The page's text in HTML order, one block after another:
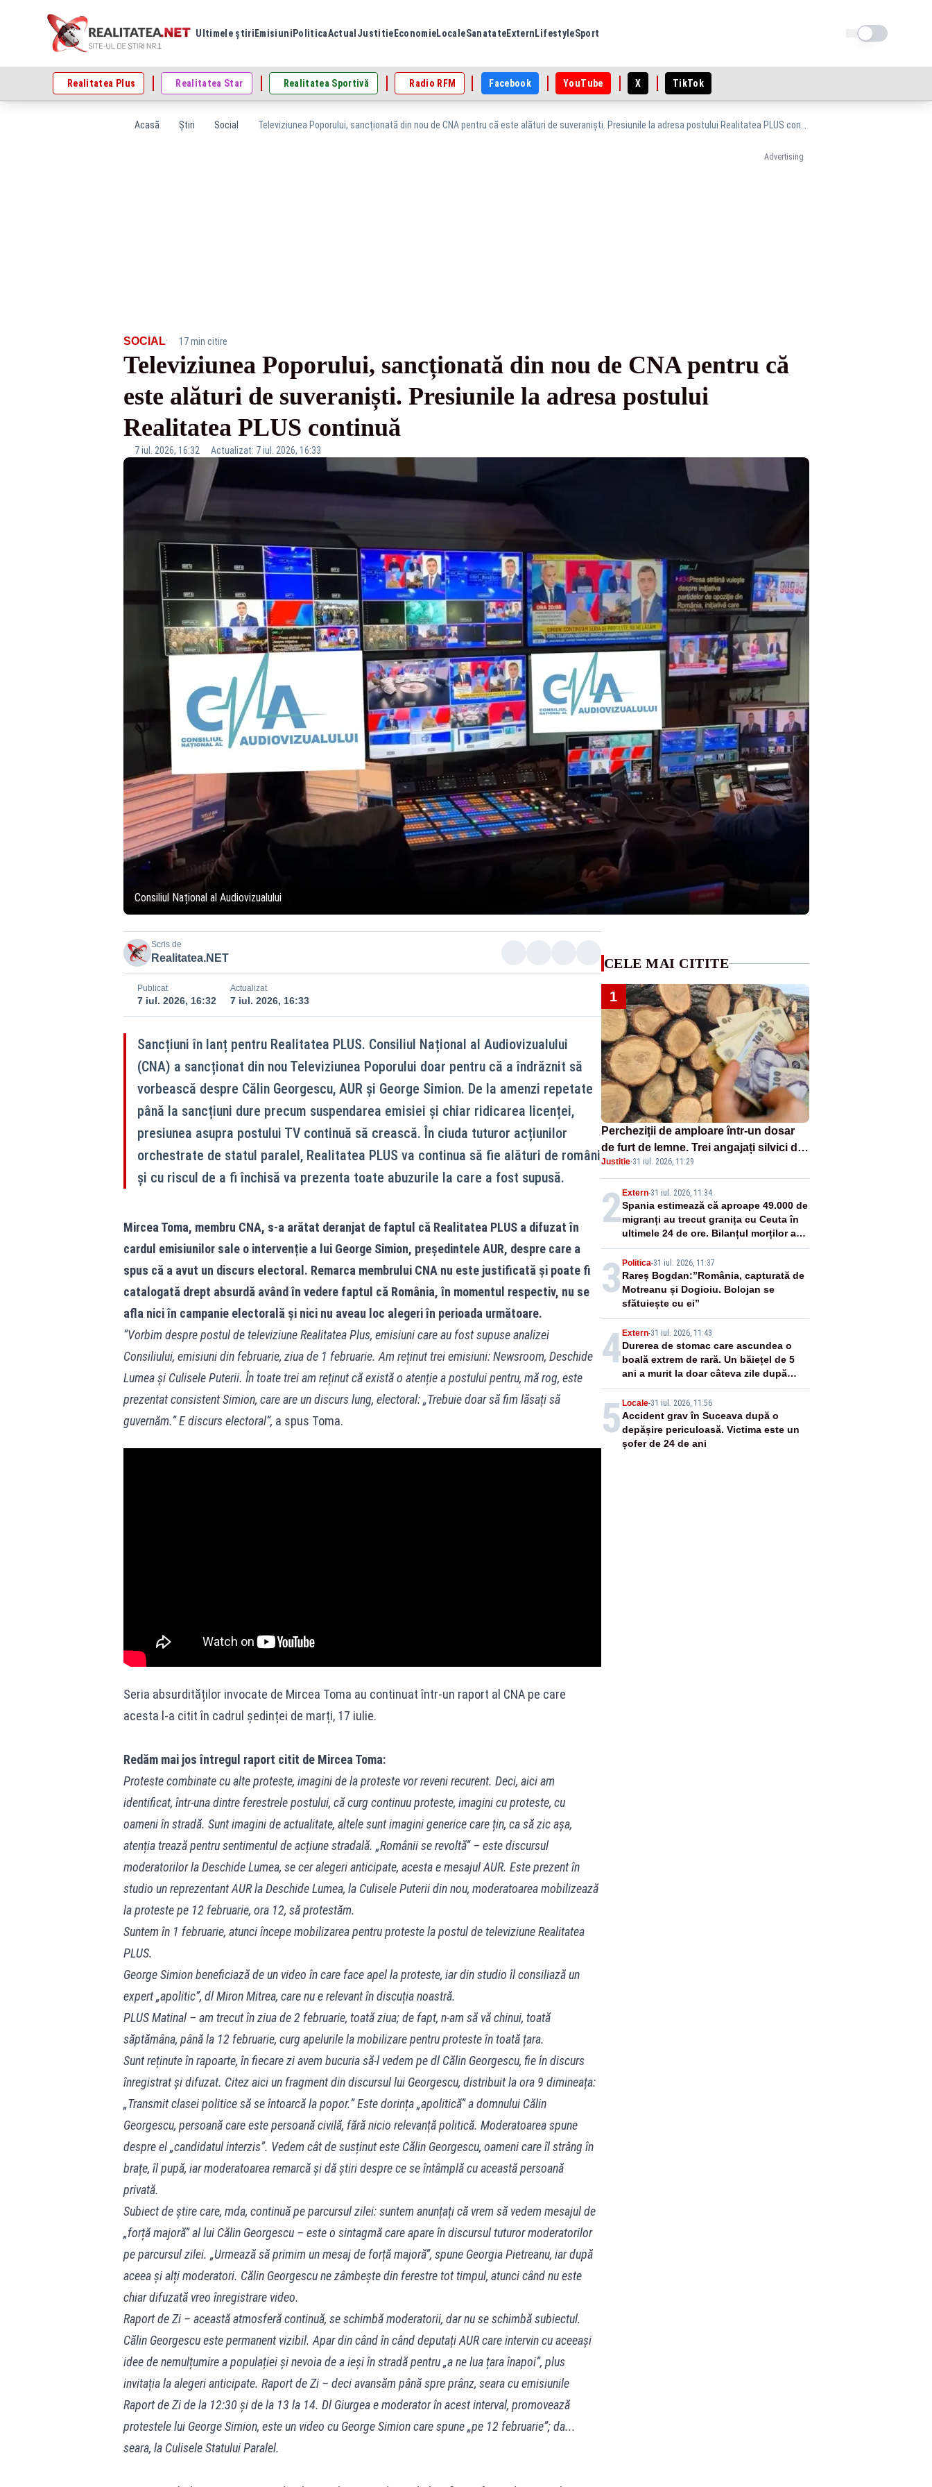
Ultimele știri Emisiuni PoliticaActual Justitie EconomieLocaleSanatateExtern LifestyleSport Schimba tema
Realitatea Plus Realitatea Star Realitatea Sportivă Radio RFM Facebook YouTube X TikTok
Acasă Știri Social
Advertising
SOCIAL· 17 min citire
Televiziunea Poporului, sancționată din nou de CNA pentru că
este alături de suveraniști. Presiunile la adresa postului
Realitatea PLUS continuă
7 iul. 2026, 16:32 Actualizat: 7 iul. 2026, 16:33
Consiliul Național al Audiovizualului
Scris de
Realitatea.NET
Publicat
7 iul. 2026, 16:32
Actualizat
7 iul. 2026, 16:33
Sancțiuni în lanț pentru Realitatea PLUS. Consiliul Național al Audiovizualului
(CNA) a sancționat din nou Televiziunea Poporului doar pentru că a îndrăznit să
vorbească despre Călin Georgescu, AUR și George Simion. De la amenzi repetate
până la sancțiuni dure precum suspendarea emisiei și chiar ridicarea licenței,
presiunea asupra postului TV continuă să crească. În ciuda tuturor acțiunilor
orchestrate de statul paralel, Realitatea PLUS va continua să fie alături de români
și cu riscul de a fi închisă va prezenta toate abuzurile la care a fost supusă.
Mircea Toma, membru CNA, s-a arătat deranjat de faptul că Realitatea PLUS a difuzat în
cardul emisiunilor sale o intervenție a lui George Simion, președintele AUR, despre care a
spus că a avut un discurs electoral. Remarca membrului CNA nu este justificată și poate fi
catalogată drept absurdă având în vedere faptul că România, în momentul respectiv, nu se
afla nici în campanie electorală și nici nu aveau loc alegeri în perioada următoare.
”Vorbim despre postul de televiziune Realitatea Plus, emisiuni care au fost supuse analizei
Consiliului, emisiuni din februarie, ziua de 1 februarie. Am reținut trei emisiuni: Newsroom, Deschide
Lumea și Culisele Puterii. În toate trei am reținut că există o atenție a postului pentru, mă rog, este
prezentat consistent Simion, care are un discurs lung, electoral: „Trebuie doar să fim lăsați să
guvernăm.” E discurs electoral”, a spus Toma.
Seria absurdităților invocate de Mircea Toma au continuat într-un raport al CNA pe care
acesta l-a citit în cadrul ședinței de marți, 17 iulie.
Redăm mai jos întregul raport citit de Mircea Toma:
Proteste combinate cu alte proteste, imagini de la proteste vor reveni recurent. Deci, aici am
identificat, într-una dintre ferestrele postului, că curg continuu proteste, imagini cu proteste, cu
oameni în stradă. Sunt imagini de actualitate, altele sunt imagini generice care țin, ca să zic așa,
atenția trează pentru sentimentul de acțiune stradală. „Românii se revoltă” – este discursul
moderatorilor la Deschide Lumea, se cer alegeri anticipate, acesta e mesajul AUR. Este prezent în
studio un reprezentant AUR la Deschide Lumea, la Culisele Puterii din nou, moderatoarea mobilizează
la proteste pe 12 februarie, ora 12, să protestăm.
Suntem în 1 februarie, atunci începe mobilizarea pentru proteste la postul de televiziune Realitatea
PLUS.
George Simion beneficiază de un video în care face apel la proteste, iar din studio îl consiliază un
expert „apolitic”, dl Miron Mitrea, care nu e relevant în discuția noastră.
PLUS Matinal – am trecut în ziua de 2 februarie, toată ziua; de fapt, n-am să vă chinui, toată
săptămâna, până la 12 februarie, curg apelurile la mobilizare pentru proteste în toată țara.
Sunt reținute în rapoarte, în fiecare zi avem bucuria să-l vedem pe dl Călin Georgescu, fie în discurs
înregistrat și difuzat. Citez aici un fragment din discursul lui Georgescu, distribuit la ora 9 dimineața:
„Transmit clasei politice să se întoarcă la popor.” Este dorința „apolitică” a domnului Călin
Georgescu, persoană care este persoană civilă, fără nicio relevanță politică. Moderatoarea spune
despre el „candidatul interzis”. Vedem cât de susținut este Călin Georgescu, oameni care îl strâng în
brațe, îl pupă, iar moderatoarea remarcă și dă știri despre ce se întâmplă cu această persoană
privată.
Subiect de știre care, mda, continuă pe parcursul zilei: suntem anunțați că vrem să vedem mesajul de
„forță majoră” al lui Călin Georgescu – este o sintagmă care apare în discursul tuturor moderatorilor
pe parcursul zilei. „Urmează să primim un mesaj de forță majoră”, spune Georgia Pietreanu, iar după
aceea și alți moderatori. Călin Georgescu ne zâmbește din ferestre tot timpul, atunci când nu este
chiar difuzată vreo înregistrare video.
Raport de Zi – această atmosferă continuă, se schimbă moderatorii, dar nu se schimbă subiectul.
Călin Georgescu este permanent vizibil. Apar din când în când deputați AUR care intervin cu aceeași
idee de nemulțumire a populației și nevoia de a ieși în stradă pentru „a ne lua țara înapoi”, plus
invitația la alegeri anticipate. Raport de Zi – deci avansăm până spre prânz, seara cu emisiunile
Raport de Zi de la 12:30 și de la 13 la 14. Dl Giurgea e moderator în acest interval, promovează
protestele lui George Simion, este un video cu George Simion care spune „pe 12 februarie”; da...
seara, la Culisele Statului Paralel.
CELE MAI CITITE
1
Percheziții de amploare într-un dosar
de furt de lemne. Trei angajați silvici din
Brașov au fost reținuți, iar 14 persoane
au fost duse la audieri
Justitie·31 iul. 2026, 11:29
2 Extern-31 iul. 2026, 11:34
Spania estimează că aproape 49.000 de
migranți au trecut granița cu Ceuta în
ultimele 24 de ore. Bilanțul morților a
ajuns la 19
3 Politica-31 iul. 2026, 11:37
Rareș Bogdan:”România, capturată de
Motreanu și Dogioiu. Bolojan se
sfătuiește cu ei”
4 Extern-31 iul. 2026, 11:43
Durerea de stomac care ascundea o
boală extrem de rară. Un băiețel de 5
ani a murit la doar câteva zile după
primele simptome
5 Locale-31 iul. 2026, 11:56
Accident grav în Suceava după o
depășire periculoasă. Victima este un
șofer de 24 de ani